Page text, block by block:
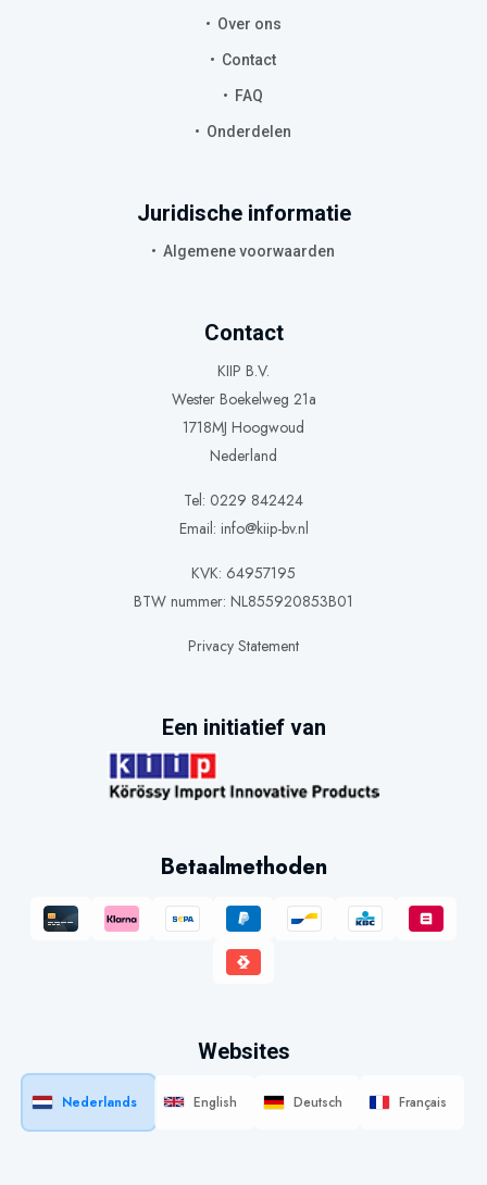
Over ons
Contact
FAQ
Onderdelen
Juridische informatie
Algemene voorwaarden
Contact
KIIP B.V.
Wester Boekelweg 21a
1718MJ Hoogwoud
Nederland
Tel: 0229 842424
Email: info@kiip-bv.nl
KVK: 64957195
BTW nummer: NL855920853B01
Privacy Statement
Een initiatief van
Betaalmethoden
Websites
Nederlands English Deutsch Français